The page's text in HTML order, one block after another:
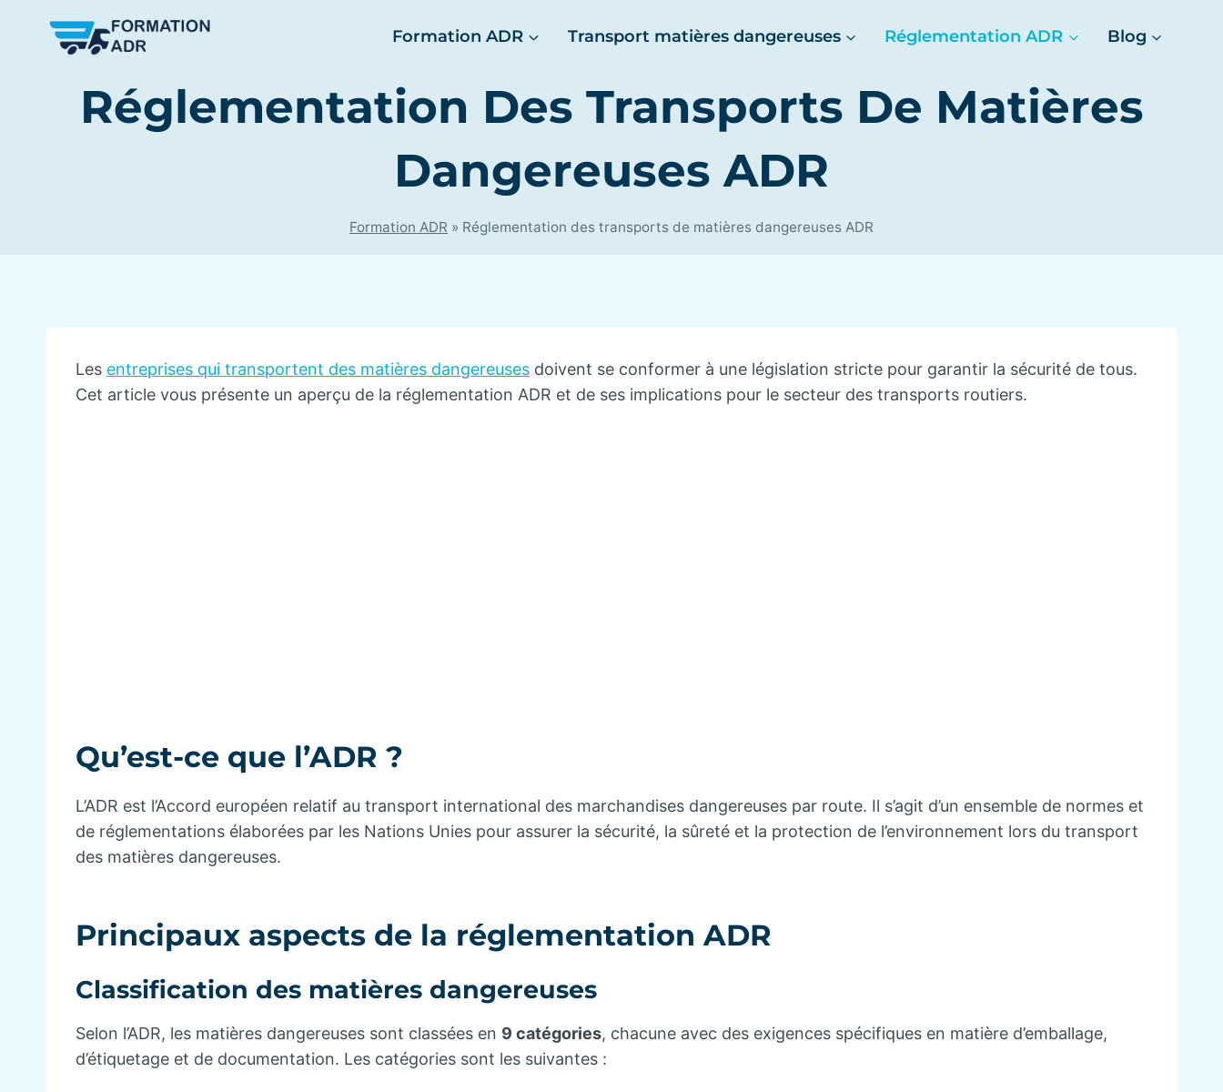
Formation ADR Transport matières dangereuses Réglementation ADR Blog
Réglementation Des Transports De Matières
Dangereuses ADR
Formation ADR » Réglementation des transports de matières dangereuses ADR
Les entreprises qui transportent des matières dangereuses doivent se conformer à une législation stricte pour garantir la sécurité de tous.
Cet article vous présente un aperçu de la réglementation ADR et de ses implications pour le secteur des transports routiers.
Qu’est-ce que l’ADR ?
L’ADR est l’Accord européen relatif au transport international des marchandises dangereuses par route. Il s’agit d’un ensemble de normes et
de réglementations élaborées par les Nations Unies pour assurer la sécurité, la sûreté et la protection de l’environnement lors du transport
des matières dangereuses.
Principaux aspects de la réglementation ADR
Classification des matières dangereuses
Selon l’ADR, les matières dangereuses sont classées en 9 catégories, chacune avec des exigences spécifiques en matière d’emballage,
d’étiquetage et de documentation. Les catégories sont les suivantes :